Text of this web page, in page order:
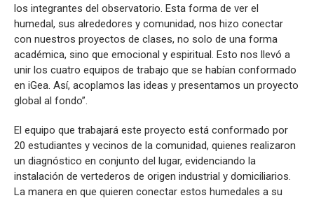
los integrantes del observatorio. Esta forma de ver el
humedal, sus alrededores y comunidad, nos hizo conectar
con nuestros proyectos de clases, no solo de una forma
académica, sino que emocional y espiritual. Esto nos llevó a
unir los cuatro equipos de trabajo que se habían conformado
en iGea. Así, acoplamos las ideas y presentamos un proyecto
global al fondo”.
El equipo que trabajará este proyecto está conformado por
20 estudiantes y vecinos de la comunidad, quienes realizaron
un diagnóstico en conjunto del lugar, evidenciando la
instalación de vertederos de origen industrial y domiciliarios.
La manera en que quieren conectar estos humedales a su